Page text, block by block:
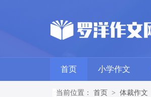
首页 小学作文
当前位置： 首页 > 体裁作文